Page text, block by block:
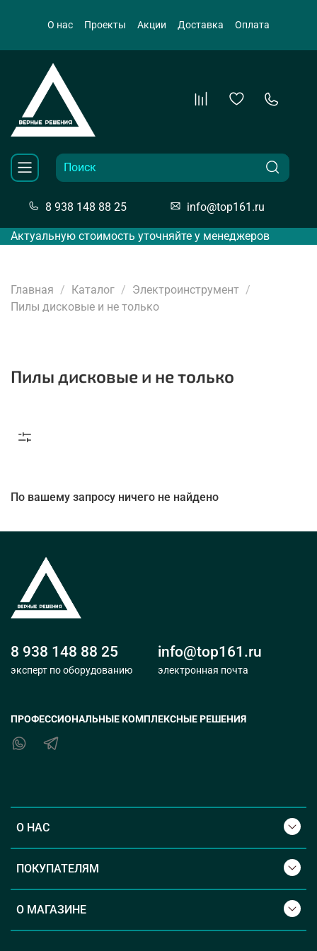
О нас Проекты Акции Доставка Оплата
8 938 148 88 25 info@top161.ru
Актуальную стоимость уточняйте у менеджеров
Главная Каталог
Электроинструмент
Пилы дисковые и не только
Пилы дисковые и не только
По вашему запросу ничего не найдено
О НАС
ПОКУПАТЕЛЯМ
О МАГАЗИНЕ
8 938 148 88 25
эксперт по оборудованию
info@top161.ru
электронная почта
ПРОФЕССИОНАЛЬНЫЕ КОМПЛЕКСНЫЕ РЕШЕНИЯ